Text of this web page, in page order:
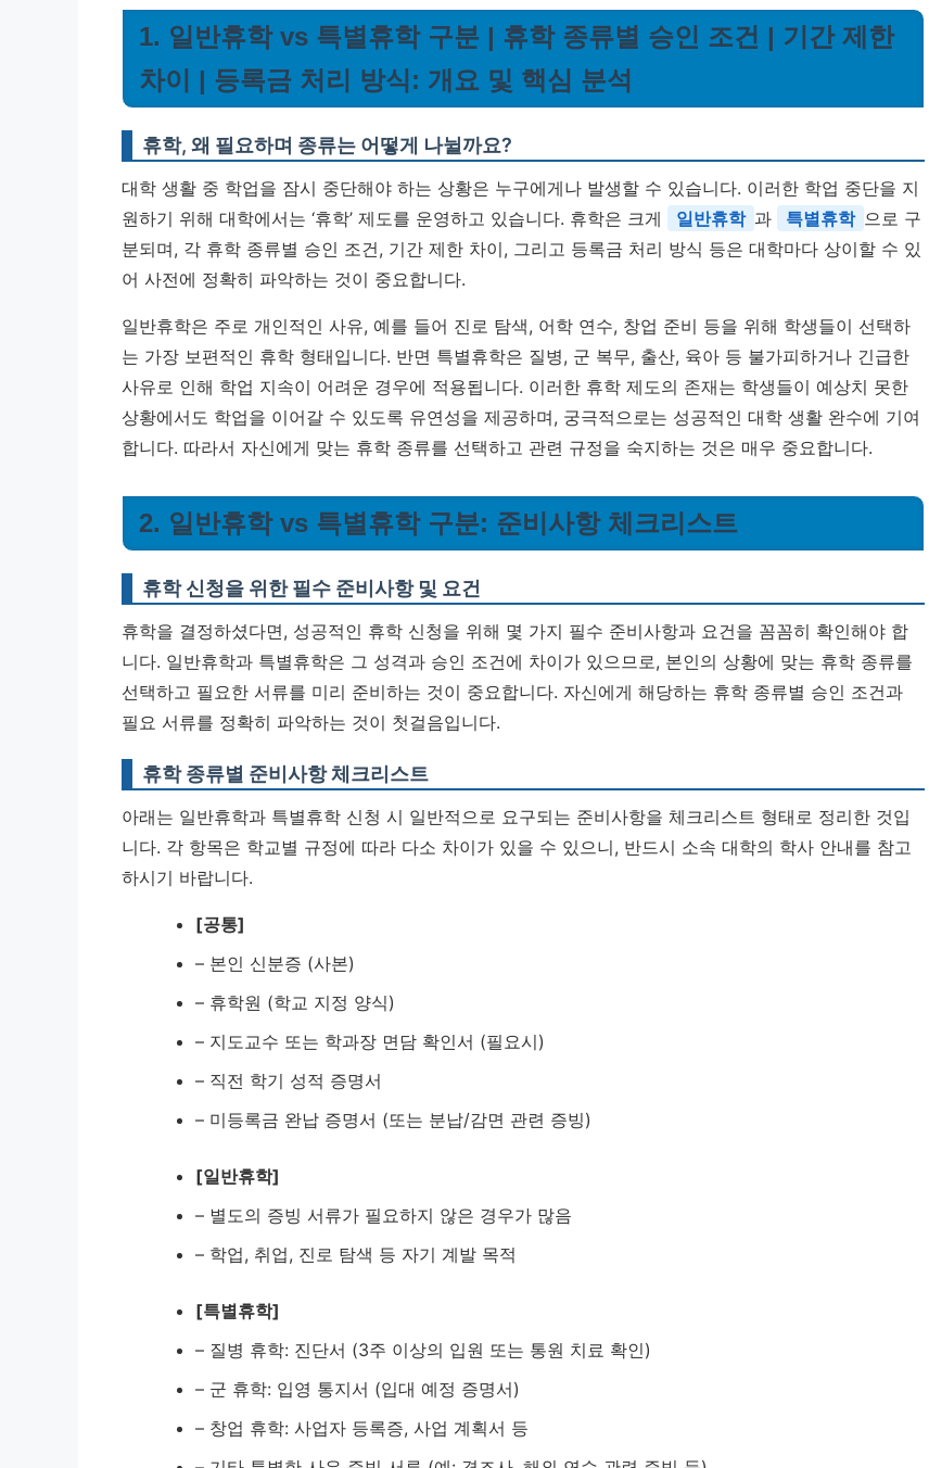
1. 일반휴학 vs 특별휴학 구분 | 휴학 종류별 승인 조건 | 기간 제한
차이 | 등록금 처리 방식: 개요 및 핵심 분석
휴학, 왜 필요하며 종류는 어떻게 나뉠까요?
대학 생활 중 학업을 잠시 중단해야 하는 상황은 누구에게나 발생할 수 있습니다. 이러한 학업 중단을 지
원하기 위해 대학에서는 ‘휴학’ 제도를 운영하고 있습니다. 휴학은 크게
일반휴학 과 특별휴학 으로 구
분되며, 각 휴학 종류별 승인 조건, 기간 제한 차이, 그리고 등록금 처리 방식 등은 대학마다 상이할 수 있
어 사전에 정확히 파악하는 것이 중요합니다.
일반휴학은 주로 개인적인 사유, 예를 들어 진로 탐색, 어학 연수, 창업 준비 등을 위해 학생들이 선택하
는 가장 보편적인 휴학 형태입니다. 반면 특별휴학은 질병, 군 복무, 출산, 육아 등 불가피하거나 긴급한
사유로 인해 학업 지속이 어려운 경우에 적용됩니다. 이러한 휴학 제도의 존재는 학생들이 예상치 못한
상황에서도 학업을 이어갈 수 있도록 유연성을 제공하며, 궁극적으로는 성공적인 대학 생활 완수에 기여
합니다. 따라서 자신에게 맞는 휴학 종류를 선택하고 관련 규정을 숙지하는 것은 매우 중요합니다.
2. 일반휴학 vs 특별휴학 구분: 준비사항 체크리스트
휴학 신청을 위한 필수 준비사항 및 요건
휴학을 결정하셨다면, 성공적인 휴학 신청을 위해 몇 가지 필수 준비사항과 요건을 꼼꼼히 확인해야 합
니다. 일반휴학과 특별휴학은 그 성격과 승인 조건에 차이가 있으므로, 본인의 상황에 맞는 휴학 종류를
선택하고 필요한 서류를 미리 준비하는 것이 중요합니다. 자신에게 해당하는 휴학 종류별 승인 조건과
필요 서류를 정확히 파악하는 것이 첫걸음입니다.
휴학 종류별 준비사항 체크리스트
아래는 일반휴학과 특별휴학 신청 시 일반적으로 요구되는 준비사항을 체크리스트 형태로 정리한 것입
니다. 각 항목은 학교별 규정에 따라 다소 차이가 있을 수 있으니, 반드시 소속 대학의 학사 안내를 참고
하시기 바랍니다.
[공통]
– 본인 신분증 (사본)
– 휴학원 (학교 지정 양식)
– 지도교수 또는 학과장 면담 확인서 (필요시)
– 직전 학기 성적 증명서
– 미등록금 완납 증명서 (또는 분납/감면 관련 증빙)
[일반휴학]
– 별도의 증빙 서류가 필요하지 않은 경우가 많음
– 학업, 취업, 진로 탐색 등 자기 계발 목적
[특별휴학]
– 질병 휴학: 진단서 (3주 이상의 입원 또는 통원 치료 확인)
– 군 휴학: 입영 통지서 (입대 예정 증명서)
– 창업 휴학: 사업자 등록증, 사업 계획서 등